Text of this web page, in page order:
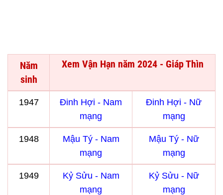
Năm
sinh
Xem Vận Hạn năm 2024 - Giáp Thìn
1947
Đinh Hợi - Nam
mạng
Đinh Hợi - Nữ
mạng
1948
Mậu Tý - Nam
mạng
Mậu Tý - Nữ
mạng
1949
Kỷ Sửu - Nam
mạng
Kỷ Sửu - Nữ
mạng